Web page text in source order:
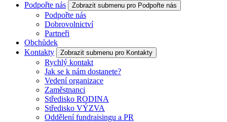
Podpořte nás
Zobrazit submenu pro Podpořte nás
Podpořte nás
Dobrovolnictví
Partneři
Obchůdek
Kontakty
Zobrazit submenu pro Kontakty
Rychlý kontakt
Jak se k nám dostanete?
Vedení organizace
Zaměstnanci
Středisko RODINA
Středisko VÝZVA
Oddělení fundraisingu a PR